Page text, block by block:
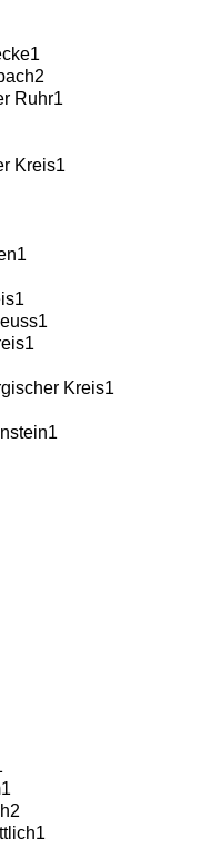
1
2
Ruhr1
Kreis1
1
1
1
1
Kreis1
1
1
2
1